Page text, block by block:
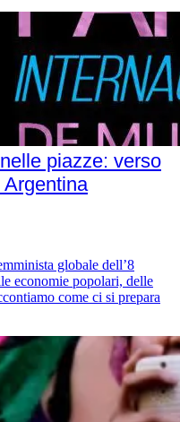
piazze: verso
globale dell’8
economie popolari, delle
come ci si prepara